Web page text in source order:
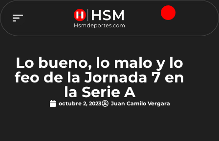
Lo bueno, lo malo y lo
feo de la Jornada 7 en
la Serie A
octubre 2, 2023 Juan Camilo Vergara